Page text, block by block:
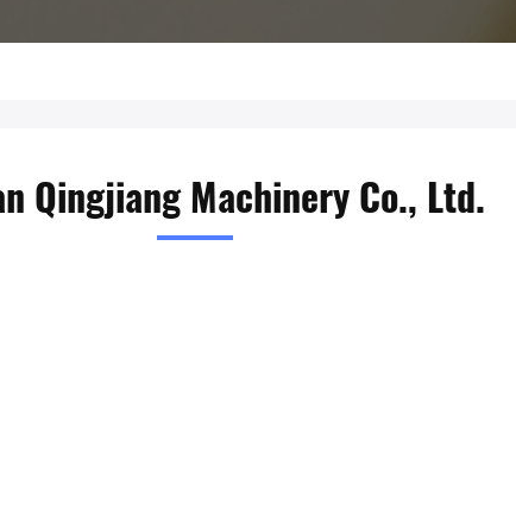
Qingjiang Machinery Co., Ltd.